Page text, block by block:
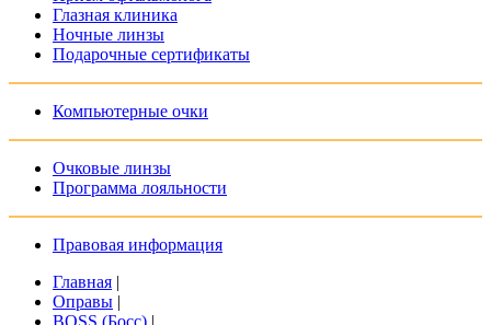
Глазная клиника
Ночные линзы
Подарочные сертификаты
Компьютерные очки
Очковые линзы
Программа лояльности
Правовая информация
Главная |
Оправы |
BOSS (Босс) |